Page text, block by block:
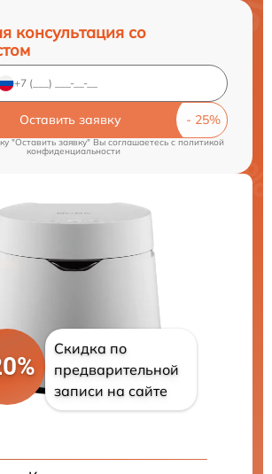
консультация со
Оставить заявку
"Оставить заявку" Вы соглашаетесь cполитикой
конфиденциальности
Скидка по
предварительной
записи на сайте